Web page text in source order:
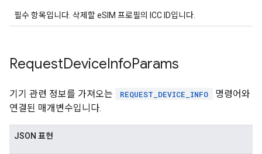
필수 항목입니다. 삭제할 eSIM 프로필의 ICC ID입니다.
RequestDeviceInfoParams
기기 관련 정보를 가져오는 REQUEST_DEVICE_INFO
명령어와
연결된 매개변수입니다.
JSON 표현